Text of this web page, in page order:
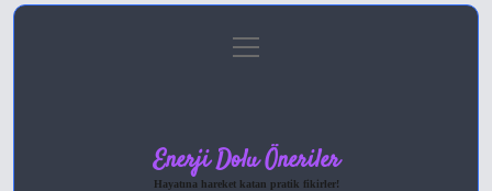
Gizlilik Politikası
menüyü
aç
Enerji Dolu Öneriler
Hayatına hareket katan pratik fikirler!